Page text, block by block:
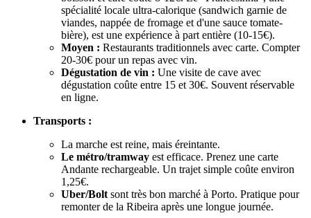
spécialité locale ultra-calorique (sandwich garnie de
viandes, nappée de fromage et d'une sauce tomate-
bière), est une expérience à part entière (10-15€).
Moyen : Restaurants traditionnels avec carte. Compter
20-30€ pour un repas avec vin.
Dégustation de vin : Une visite de cave avec
dégustation coûte entre 15 et 30€. Souvent réservable
en ligne.
Transports :
La marche est reine, mais éreintante.
Le métro/tramway est efficace. Prenez une carte
Andante rechargeable. Un trajet simple coûte environ
1,25€.
Uber/Bolt sont très bon marché à Porto. Pratique pour
remonter de la Ribeira après une longue journée.